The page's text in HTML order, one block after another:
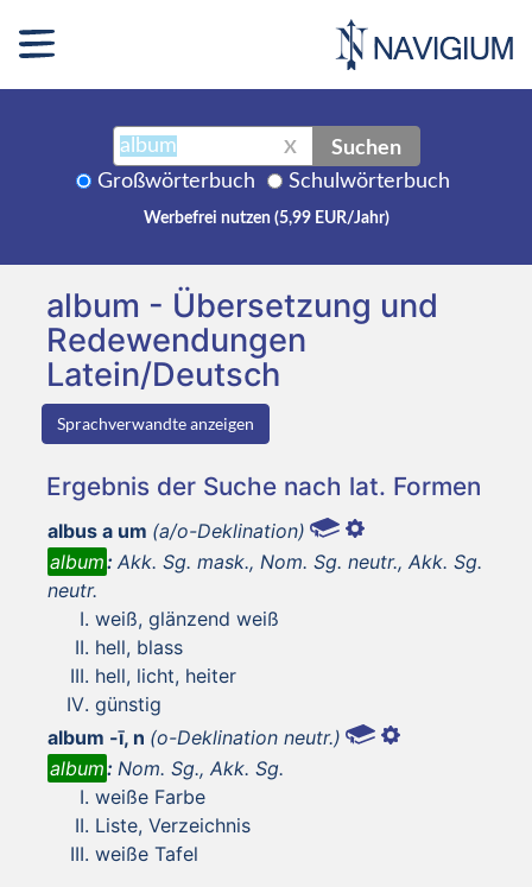
X Suchen
Großwörterbuch Schulwörterbuch
Werbefrei nutzen (5,99 EUR/Jahr)
album - Übersetzung und
Redewendungen
Latein/Deutsch
Sprachverwandte anzeigen
Ergebnis der Suche nach lat. Formen
albus a um (a/o-Deklination)
album: Akk. Sg. mask., Nom. Sg. neutr., Akk. Sg.
neutr.
weiß, glänzend weiß
hell, blass
hell, licht, heiter
günstig
album -ī, n (o-Deklination neutr.)
album: Nom. Sg., Akk. Sg.
weiße Farbe
Liste, Verzeichnis
weiße Tafel